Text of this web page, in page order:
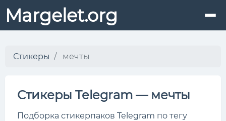
Margelet.org
Стикеры мечты
Стикеры Telegram — мечты
Подборка стикерпаков Telegram по тегу